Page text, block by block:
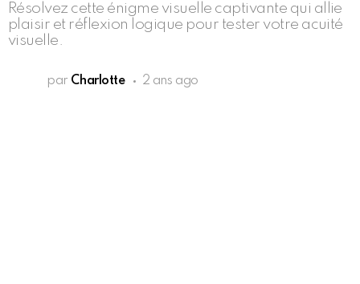
Résolvez cette énigme visuelle captivante qui allie
plaisir et réflexion logique pour tester votre acuité
visuelle.
par Charlotte 2 ans ago